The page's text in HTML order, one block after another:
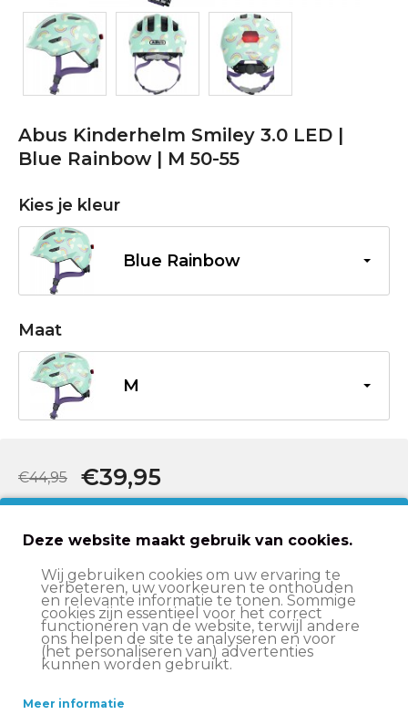
Abus Kinderhelm Smiley 3.0 LED |
Blue Rainbow | M 50-55
Kies je kleur
Blue Rainbow
Maat
M
€39,95
€44,95
Beschrijving
Specificaties
Deze website maakt gebruik van cookies.
Wij gebruiken cookies om uw ervaring te
verbeteren, uw voorkeuren te onthouden
en relevante informatie te tonen. Sommige
cookies zijn essentieel voor het correct
functioneren van de website, terwijl andere
ons helpen de site te analyseren en voor
(het personaliseren van) advertenties
kunnen worden gebruikt.
Meer informatie